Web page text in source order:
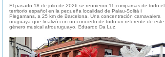
El pasado 18 de julio de 2026 se reunieron 11 comparsas de todo el
territorio español en la pequeña localidad de Palau-Solità i
Plegamans, a 25 km de Barcelona. Una concentración carnavalera
uruguaya que finalizó con un concierto de todo un referente de este
género musical afrouruguayo, Eduardo Da Luz.